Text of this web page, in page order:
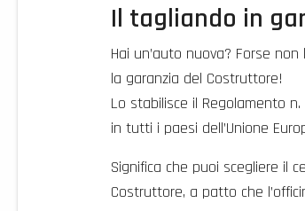
Il tagliando in
Hai un’auto nuova? Forse
la garanzia del Costruttore!
Lo stabilisce il Regolamento
in tutti i paesi dell’Unione
Significa che puoi scegliere il
Costruttore, a patto che